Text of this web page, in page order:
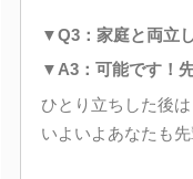
▼Q3：家庭と両立
▼A3：可能です！
ひとり立ちした後は
いよいよあなたも先